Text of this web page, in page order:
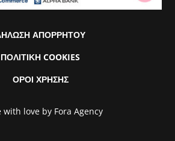
ΑΠΟΡΡΗΤΟΥ
ΠΟΛΙΤΙΚΗ COOKIES
ΟΡΟΙ ΧΡΗΣΗΣ
with love by Fora Agency